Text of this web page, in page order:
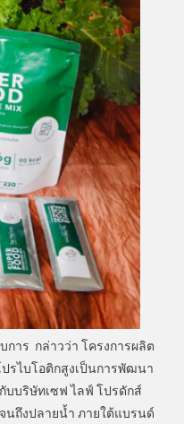
การ กล่าวว่า โครงการผลิต
รไบโอติกสูงเป็นการพัฒนา
บบริษัทเซฟ ไลฟ์ โปรดักส์
นถึงปลายน้ำ ภายใต้แบรนด์